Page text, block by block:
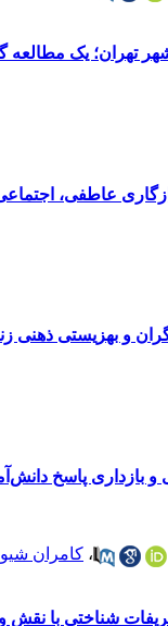
تهران؛ یک مطالعه
عاطفی،
و بهزیستی ذهنی
بازداری پاسخ
، کامران
شناختی با نقش